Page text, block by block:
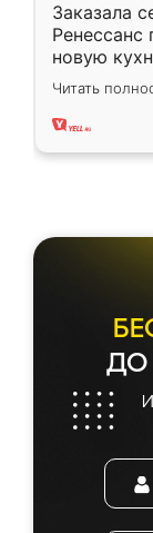
Заказала
Ренессанс
новую
вполне
два года,
Читать
ДО